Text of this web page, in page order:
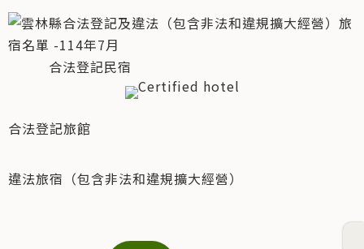
合法登記民宿
合法登記旅館
違法旅宿（包含非法和違規擴大經營）